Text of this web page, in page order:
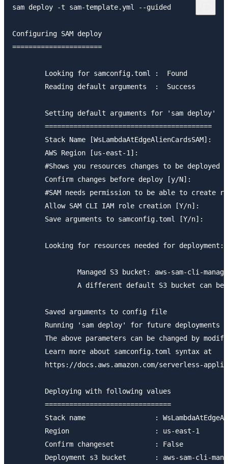
sam deploy -t sam-template.yml --guided
Configuring SAM deploy
======================
        Looking for samconfig.toml :  Found
        Reading default arguments  :  Success
        Setting default arguments for 'sam deploy'
        =========================================
        Stack Name [WsLambdaAtEdgeAlienCardsSAM]:
        AWS Region [us-east-1]:
#Shows you resources changes to be deployed
        Confirm changes before deploy [y/N]:
#SAM needs permission to be able to create
        Allow SAM CLI IAM role creation [Y/n]:
        Save arguments to samconfig.toml [Y/n]:
Looking for resources needed for deployment:
Managed S3 bucket: aws-sam-cli-
A different default S3 bucket can be
        Saved arguments to config file
Running 'sam deploy' for future deployments
The above parameters can be changed by
        Learn more about samconfig.toml syntax at
https://docs.aws.amazon.com/serverless-
        Deploying with following values
        ===============================
Stack name                 :
        Region                     : us-east-1
        Confirm changeset          : False
Deployment s3 bucket       : aws-sam-cli-